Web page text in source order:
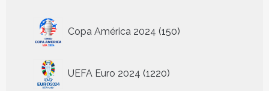
Copa América 2024 150
producten
UEFA Euro 2024 1220
producten